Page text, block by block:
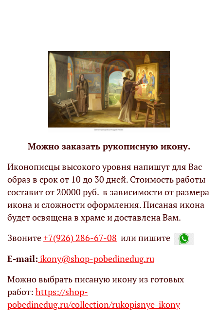
Можно заказать рукописную икону.
Иконописцы высокого уровня напишут для Вас
образ в срок от 10 до 30 дней. Стоимость работы
составит от 20000 руб. в зависимости от размера
икона и сложности оформления. Писаная икона
будет освящена в храме и доставлена Вам.
Звоните+7(926) 286-67-08 или пишите
Е-mail: ikony@shop-pobedinedug.ru
Можно выбрать писаную икону из готовых
работ: https://shop-
pobedinedug.ru/collection/rukopisnye-ikony